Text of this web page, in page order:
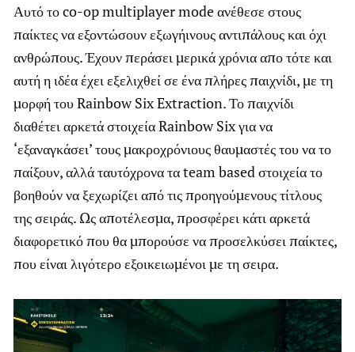
Αυτό το co-op multiplayer mode ανέθεσε στους
παίκτες να εξοντώσουν εξωγήινους αντιπάλους και όχι
ανθρώπους. Έχουν περάσει μερικά χρόνια απο τότε και
αυτή η ιδέα έχει εξελιχθεί σε ένα πλήρες παιχνίδι, με τη
μορφή του Rainbow Six Extraction. Το παιχνίδι
διαθέτει αρκετά στοιχεία Rainbow Six για να
‘εξαναγκάσει’ τους μακροχρόνιους θαυμαστές του να το
παίξουν, αλλά ταυτόχρονα τα team based στοιχεία το
βοηθούν να ξεχωρίζει από τις προηγούμενους τίτλους
της σειράς. Ως αποτέλεσμα, προσφέρει κάτι αρκετά
διαφορετικό που θα μπορούσε να προσελκύσει παίκτες,
που είναι λιγότερο εξοικειωμένοι με τη σειρα.